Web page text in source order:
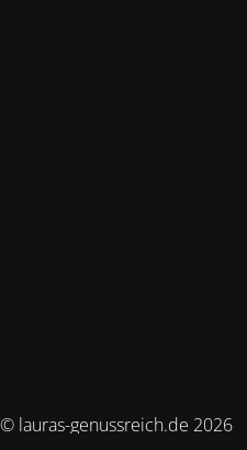
© lauras-genussreich.de 2026